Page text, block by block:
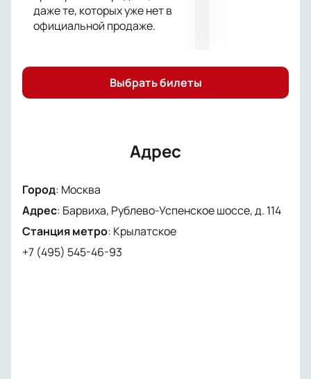
даже те, которых уже нет в
официальной продаже.
Выбрать билеты
Адрес
Город: Москва
Адрес: Барвиха, Рублево-Успенское шоссе, д. 114
Станция метро: Крылатское
+7 (495) 545-46-93